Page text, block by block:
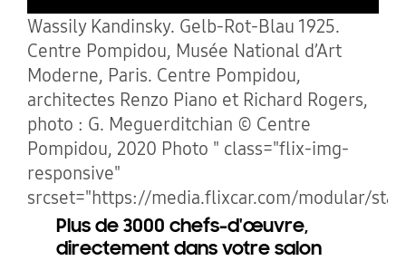
Wassily Kandinsky. Gelb-Rot-Blau 1925.
Centre Pompidou, Musée National d’Art
Moderne, Paris. Centre Pompidou,
architectes Renzo Piano et Richard Rogers,
photo : G. Meguerditchian © Centre
Pompidou, 2020 Photo " class="flix-img-
responsive"
srcset="https://media.flixcar.com/modular/
Plus de 3000 chefs-d'œuvre,
directement dans votre salon